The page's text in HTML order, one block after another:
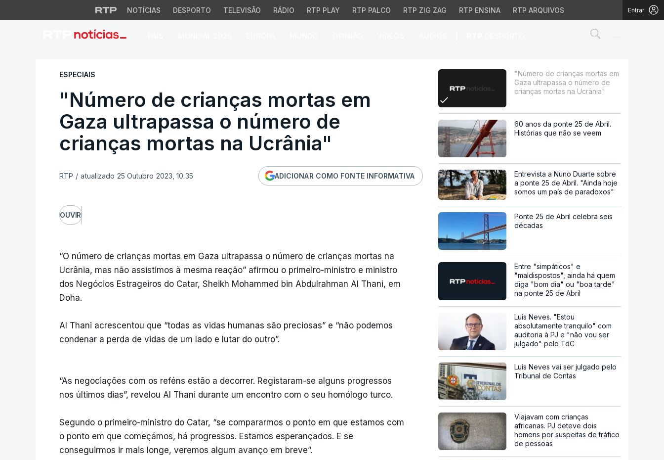
NOTÍCIAS DESPORTO TELEVISÃO RÁDIO RTP PLAY RTP PALCO RTP ZIG ZAG RTP ENSINA RTP ARQUIVOS Entrar
"Número de crianças mortas em Gaza ultrapassa o número de
ESPECIAIS
"Número de crianças mortas em
Gaza ultrapassa o número de
crianças mortas na Ucrânia"
RTP / atualizado 25 Outubro 2023, 10:35 ADICIONAR COMO FONTE INFORMATIVA
OUVIR
“O número de crianças mortas em Gaza ultrapassa o número de crianças mortas na
Ucrânia, mas não assistimos à mesma reação” afirmou o primeiro-ministro e ministro
dos Negócios Estrageiros do Catar, Sheikh Mohammed bin Abdulrahman Al Thani, em
Doha.
Al Thani acrescentou que “todas as vidas humanas são preciosas” e “não podemos
condenar a perda de vidas de um lado e lutar do outro”.
“As negociações com os reféns estão a decorrer. Registaram-se alguns progressos
nos últimos dias”, revelou Al Thani durante um encontro com o seu homólogo turco.
Segundo o primeiro-ministro do Catar, “se compararmos o ponto em que estamos com
o ponto em que começámos, há progressos. Estamos esperançados. E se
conseguirmos ir mais longe, veremos algum avanço em breve”.
"Número de crianças mortas em
Gaza ultrapassa o número de
crianças mortas na Ucrânia"
60 anos da ponte 25 de Abril.
Histórias que não se veem
Entrevista a Nuno Duarte sobre
a ponte 25 de Abril. "Ainda hoje
somos um país de paradoxos"
Ponte 25 de Abril celebra seis
décadas
Entre "simpáticos" e
"maldispostos", ainda há quem
diga "bom dia" ou "boa tarde"
na ponte 25 de Abril
Luís Neves. "Estou
absolutamente tranquilo" com
auditoria à PJ e "não vou ser
julgado" pelo TdC
Luís Neves vai ser julgado pelo
Tribunal de Contas
Viajavam com crianças
africanas. PJ deteve dois
homens por suspeitas de tráfico
de pessoas